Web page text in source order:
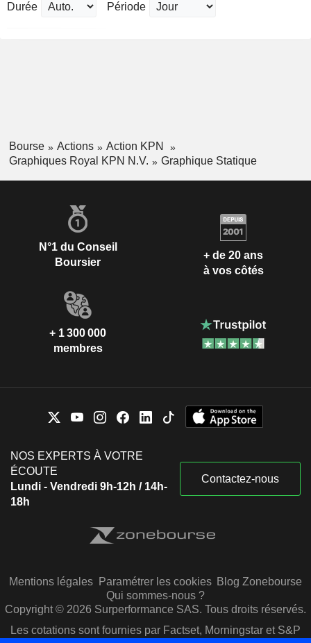
Durée Période
Bourse Actions
Action KPN
Graphiques Royal KPN N.V.
Graphique Statique
N°1 du Conseil
Boursier
+ de 20 ans
à vos côtés
+ 1 300 000
membres
NOS EXPERTS À VOTRE
ÉCOUTE
Lundi - Vendredi 9h-12h / 14h-
18h
Contactez-nous
Mentions légales Paramétrer les cookies Blog Zonebourse
Qui sommes-nous ?
Copyright © 2026 Surperformance SAS. Tous droits réservés.
Les cotations sont fournies par Factset, Morningstar et S&P